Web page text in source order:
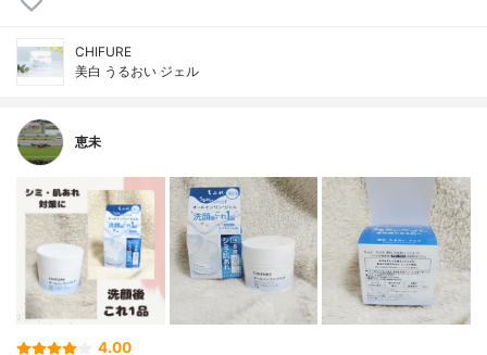
CHIFURE
美白 うるおい ジェル
恵未
4.00